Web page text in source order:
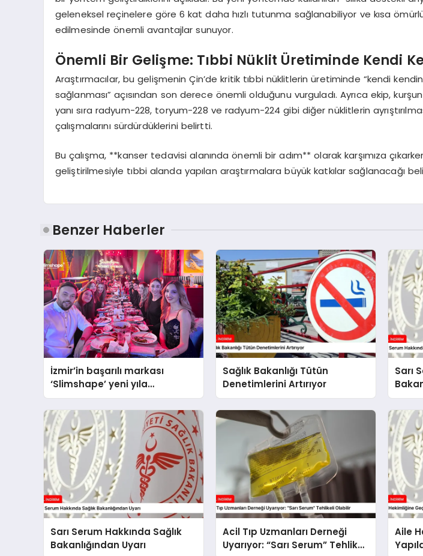
geleneksel reçinelere göre 6 kat daha hızlı tutunma sağlanabiliyor ve kısa
edilmesinde önemli avantajlar sunuyor.
Önemli Bir Gelişme: Tıbbi Nüklit Üretiminde Kendi
Araştırmacılar, bu gelişmenin Çin’de kritik tıbbi nüklitlerin üretiminde “kendi
sağlanması” açısından son derece önemli olduğunu vurguladı. Ayrıca ekip,
yanı sıra radyum-228, toryum-228 ve radyum-224 gibi diğer nüklitlerin
çalışmalarını sürdürdüklerini belirtti.
Bu çalışma, **kanser tedavisi alanında önemli bir adım** olarak karşımıza
geliştirilmesiyle tıbbi alanda yapılan araştırmalara büyük katkılar sağlanacağı
Benzer Haberler
İzmir’in başarılı markası
‘Slimshape’ yeni yıla
müjdelerle girdi!
Sağlık Bakanlığı Tütün
Denetimlerini Artırıyor
Sarı
Sarı Serum Hakkında Sağlık
Bakanlığından Uyarı
Acil Tıp Uzmanları Derneği
Uyarıyor: “Sarı Serum” Tehlikeli
Aile